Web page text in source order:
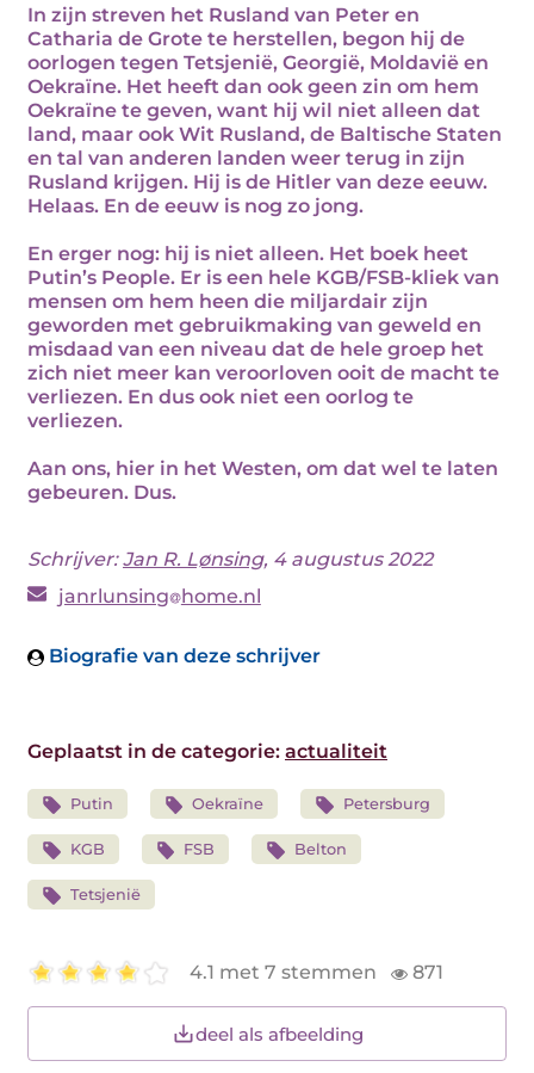
In zijn streven het Rusland van Peter en
Catharia de Grote te herstellen, begon hij de
oorlogen tegen Tetsjenië, Georgië, Moldavië en
Oekraïne. Het heeft dan ook geen zin om hem
Oekraïne te geven, want hij wil niet alleen dat
land, maar ook Wit Rusland, de Baltische Staten
en tal van anderen landen weer terug in zijn
Rusland krijgen. Hij is de Hitler van deze eeuw.
Helaas. En de eeuw is nog zo jong.
En erger nog: hij is niet alleen. Het boek heet
Putin’s People. Er is een hele KGB/FSB-kliek van
mensen om hem heen die miljardair zijn
geworden met gebruikmaking van geweld en
misdaad van een niveau dat de hele groep het
zich niet meer kan veroorloven ooit de macht te
verliezen. En dus ook niet een oorlog te
verliezen.
Aan ons, hier in het Westen, om dat wel te laten
gebeuren. Dus.
Schrijver:Jan R. Lønsing, 4 augustus 2022
janrlunsing home.nl
Biografie van deze schrijver
Geplaatst in de categorie: actualiteit
Putin Oekraïne Petersburg
KGB FSB Belton
Tetsjenië
4.1 met 7 stemmen 871
deel als afbeelding